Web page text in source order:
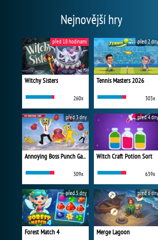
Nejnovější hry
Witchy Sisters
260x
před 18 hodinami
Tennis Masters 2026
303x
před 2
Annoying Boss Punch Game
309x
před 3 dny
Witch Craft Potion Sort
639x
před 4 dny
Forest Match 4
před 5 dny
Merge Lagoon
před 6 dny